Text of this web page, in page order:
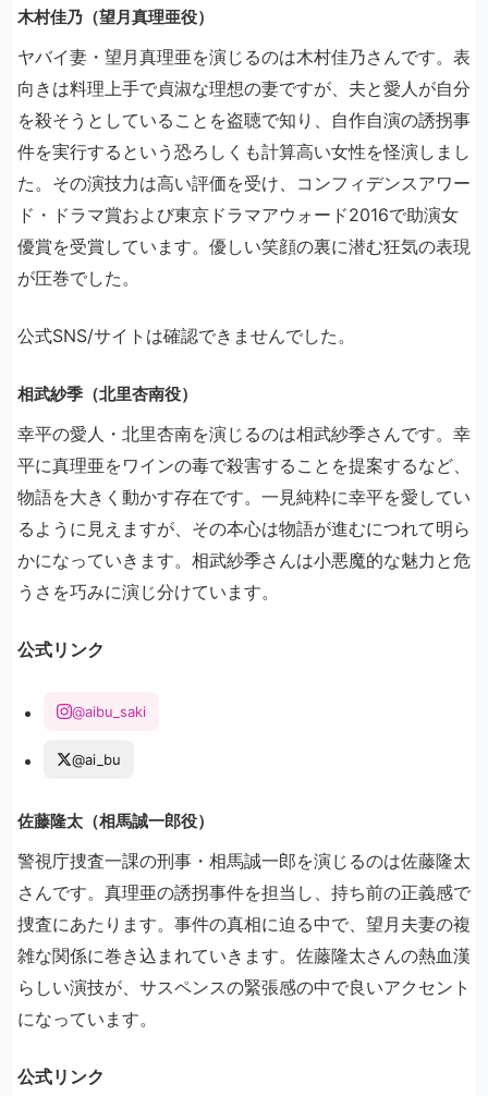
木村佳乃（望月真理亜役）
ヤバイ妻・望月真理亜を演じるのは木村佳乃さんです。表
向きは料理上手で貞淑な理想の妻ですが、夫と愛人が自分
を殺そうとしていることを盗聴で知り、自作自演の誘拐事
件を実行するという恐ろしくも計算高い女性を怪演しまし
た。その演技力は高い評価を受け、コンフィデンスアワー
ド・ドラマ賞および東京ドラマアウォード2016で助演女
優賞を受賞しています。優しい笑顔の裏に潜む狂気の表現
が圧巻でした。
公式SNS/サイトは確認できませんでした。
相武紗季（北里杏南役）
幸平の愛人・北里杏南を演じるのは相武紗季さんです。幸
平に真理亜をワインの毒で殺害することを提案するなど、
物語を大きく動かす存在です。一見純粋に幸平を愛してい
るように見えますが、その本心は物語が進むにつれて明ら
かになっていきます。相武紗季さんは小悪魔的な魅力と危
うさを巧みに演じ分けています。
公式リンク
@aibu_saki
@ai_bu
佐藤隆太（相馬誠一郎役）
警視庁捜査一課の刑事・相馬誠一郎を演じるのは佐藤隆太
さんです。真理亜の誘拐事件を担当し、持ち前の正義感で
捜査にあたります。事件の真相に迫る中で、望月夫妻の複
雑な関係に巻き込まれていきます。佐藤隆太さんの熱血漢
らしい演技が、サスペンスの緊張感の中で良いアクセント
になっています。
公式リンク